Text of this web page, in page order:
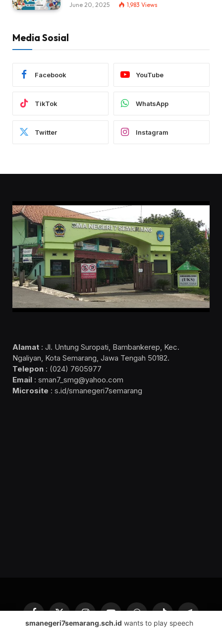
June 20, 2025 1,983 Views
Media Sosial
Facebook YouTube
TikTok WhatsApp
Twitter Instagram
Alamat : Jl. Untung Suropati, Bambankerep, Kec.
Ngaliyan, Kota Semarang, Jawa Tengah 50182.
Telepon : (024) 7605977
Email : sman7_smg@yahoo.com
Microsite : s.id/smanegeri7semarang
(Twitter)
smanegeri7semarang.sch.id wants to play speech